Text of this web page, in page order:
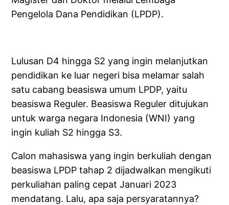
Pengelola Dana Pendidikan (LPDP).
Lulusan D4 hingga S2 yang ingin melanjutkan
pendidikan ke luar negeri bisa melamar salah
satu cabang beasiswa umum LPDP, yaitu
beasiswa Reguler. Beasiswa Reguler ditujukan
untuk warga negara Indonesia (WNI) yang
ingin kuliah S2 hingga S3.
Calon mahasiswa yang ingin berkuliah dengan
beasiswa LPDP tahap 2 dijadwalkan mengikuti
perkuliahan paling cepat Januari 2023
mendatang. Lalu, apa saja persyaratannya?